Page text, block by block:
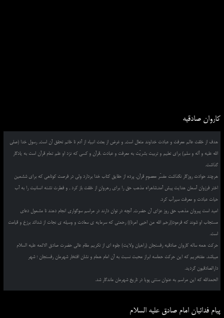
کاروان صادقیه
هدف از خلقت عالم معرفت و عبادت خداوند متعال است, و غرض از بعثت انبیاء از آدم تا خاتم تحقق آن است, رسول خدا (صلی
الله علیه و آله و سلم) برای تعلیم و تربیت بشریّت به معرفت و عبادت ,قرآن و کسی که نزد او علم تمام قرآن است به یادگار
گذاشت.
هرچند حوادث روزگار نگذاشت مفسّر معصومِ قرآن, پرده از حقایق کتاب خدا بردارد ولی در فرصت کوتاهی که برای ششمین
اختر فرزوان آسمان هدایت پیش آمد,شاهراه مذهب حق را برای رهروانِ از خلقت باز کرد , و فطرت تشنه انسانیت را به آب
حیات عبادت و معرفت سیرآب کرد.
امید است پیروان مذهب حق روز عزای آن حضرت, آنچه در توان دارند در مراسم سوگواری انجام دهند تا مشمول دعای
مستجاب او شوند که فرمود((رحم الله من احیی امرنا)) رحمتی که سرمایه ی سعادت و وسیله ی نجات از شدائد برزخ و قیامت
است.
حرکت همه ساله کاروان صادقیه رفسنجان (راهیان ولایت) جلوه ای از تکریم مقام عالی حضرت صادق الائمه علیه السلام
میباشد. مفتخریم که این حرکت حماسه ابراز محبت نسبت به آن امام همام و نشان افتخار شهرمان رفسنجان ؛ شهر
دارالصادقیون گردید.
الحمدالله که این مراسم به عنوان سنتی پویا در تاریخ شهرمان ماندگار شد.
پیام فدائیان امام صادق علیه السلام